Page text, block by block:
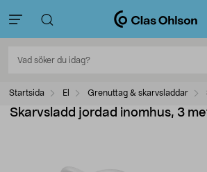
Startsida El Grenuttag & skarvsladdar
Skarvsladd jordad inomhus, 3